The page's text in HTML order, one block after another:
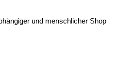
und menschlicher Shop